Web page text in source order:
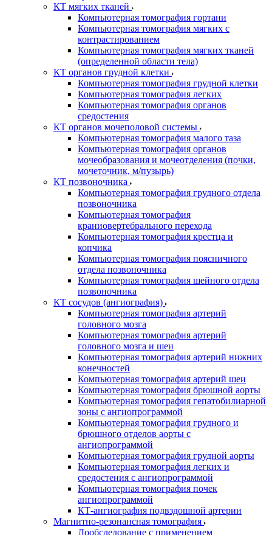
КТ мягких тканей
Компьютерная томография гортани
Компьютерная томография мягких с
контрастированием
Компьютерная томография мягких тканей
(определенной области тела)
КТ органов грудной клетки
Компьютерная томография грудной клетки
Компьютерная томография легких
Компьютерная томография органов
средостения
КТ органов мочеполовой системы
Компьютерная томография малого таза
Компьютерная томография органов
мочеобразования и мочеотделения (почки,
мочеточник, м/пузырь)
КТ позвоночника
Компьютерная томография грудного отдела
позвоночника
Компьютерная томография
краниовертебрального перехода
Компьютерная томография крестца и
копчика
Компьютерная томография поясничного
отдела позвоночника
Компьютерная томография шейного отдела
позвоночника
КТ сосудов (ангиография)
Компьютерная томография артерий
головного мозга
Компьютерная томография артерий
головного мозга и шеи
Компьютерная томография артерий нижних
конечностей
Компьютерная томография артерий шеи
Компьютерная томография брюшной аорты
Компьютерная томография гепатобилиарной
зоны с ангиопрограммой
Компьютерная томография грудного и
брюшного отделов аорты с
ангиопрограммой
Компьютерная томография грудной аорты
Компьютерная томография легких и
средостения с ангиопрограммой
Компьютерная томография почек
ангиопрограммой
КТ-ангиография подвздошной артерии
Магнитно-резонансная томография
Дообследование с применением